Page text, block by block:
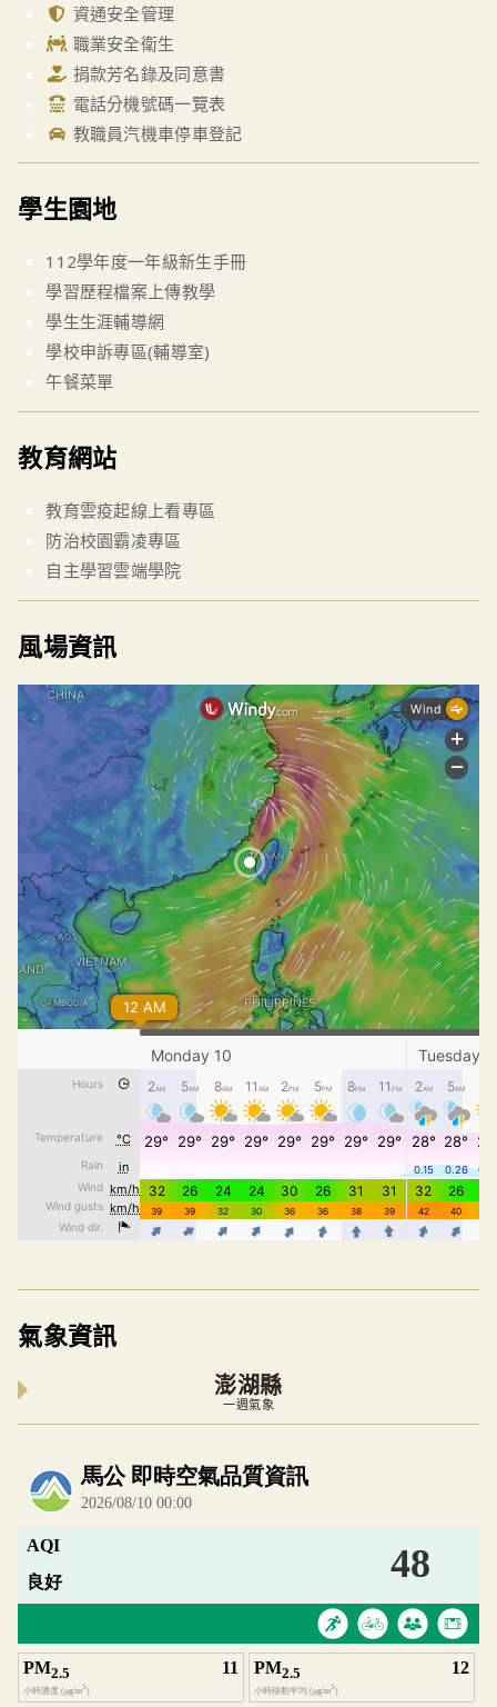
資通安全管理
職業安全衛生
捐款芳名錄及同意書
電話分機號碼一覽表
教職員汽機車停車登記
學生園地
112學年度一年級新生手冊
學習歷程檔案上傳教學
學生生涯輔導網
學校申訴專區(輔導室)
午餐菜單
教育網站
教育雲疫起線上看專區
防治校園霸凌專區
自主學習雲端學院
風場資訊
氣象資訊
澎湖縣
一週氣象
內嵌空氣品質小工具為視覺預覽，完整即時空